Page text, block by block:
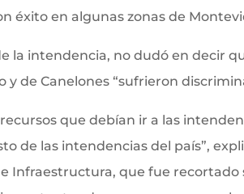
éxito en algunas zonas de
la intendencia, no dudó en decir
de Canelones “sufrieron
que debían ir a las
de las intendencias del país”,
Infraestructura, que fue